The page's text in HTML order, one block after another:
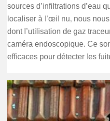
sources d’infiltrations d’eau
localiser à l’œil nu, nous
dont l’utilisation de gaz
caméra endoscopique. Ce
efficaces pour détecter les